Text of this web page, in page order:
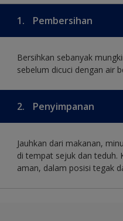
1. Pembersihan
Bersihkan sebanyak
sebelum dicuci dengan air
2. Penyimpanan
Jauhkan dari makanan,
di tempat sejuk dan teduh.
aman, dalam posisi tegak